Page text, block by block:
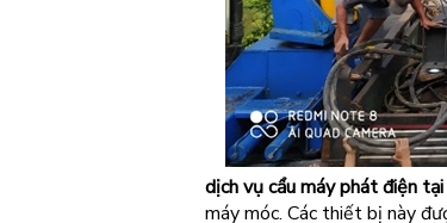
dịch vụ cẩu máy phát điện tại
máy móc. Các thiết bị này